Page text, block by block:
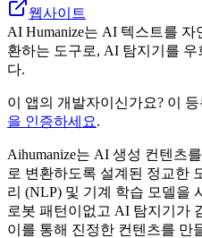
웹사이트
AI Humanize는 AI 텍스트를
환하는 도구로, AI 탐지기를 우
다.
이 앱의 개발자이신가요? 이
을 인증하세요.
Aihumanize는 AI 생성 컨텐츠
로 변환하도록 설계된 정교한
리 (NLP) 및 기계 학습 모델을
로봇 패턴이없고 AI 탐지기가
이를 통해 진정한 컨텐츠를 만